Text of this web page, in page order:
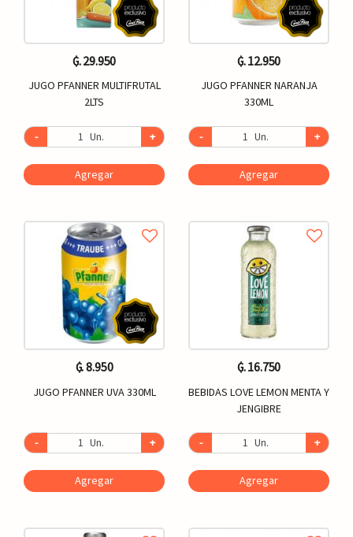
₲. 29.950
JUGO PFANNER MULTIFRUTAL
2LTS
- Un. +
Agregar
₲. 12.950
JUGO PFANNER NARANJA
330ML
- Un. +
Agregar
₲. 8.950
JUGO PFANNER UVA 330ML
- Un. +
Agregar
₲. 16.750
BEBIDAS LOVE LEMON MENTA Y
JENGIBRE
- Un. +
Agregar